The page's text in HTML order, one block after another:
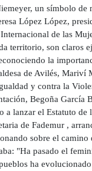
un símbolo
López López,
de las
territorio, son
la
de Avilés, Mariví
y contra la
Begoña García
lanzar el Estatuto
de Fademur ,
sobre el
"Ha pasado el
ha